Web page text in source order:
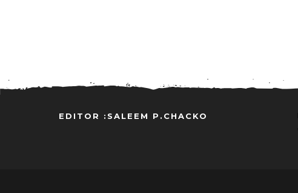
EDITOR :SALEEM P.CHACKO